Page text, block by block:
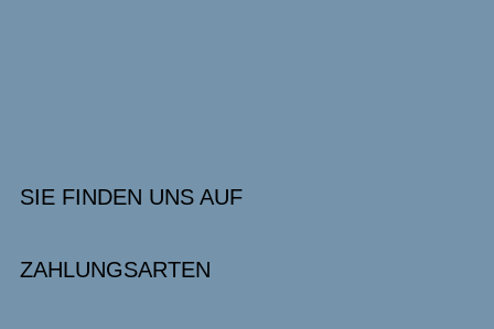
SIE FINDEN UNS AUF
ZAHLUNGSARTEN